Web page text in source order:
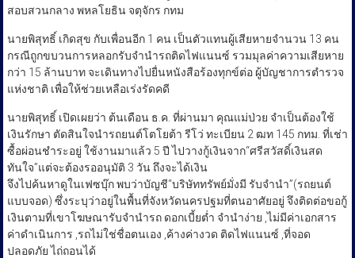
สอบสวนกลาง พหลโยธิน จตุจักร กทม
นายพิสุทธิ์ เกิดสุข กับเพื่อนอีก 1 คน เป็นตัวแทนผู้เสียหายจำนวน 13 คน
กรณีถูกขบวนการหลอกรับจำนำรถติดไฟแนนซ์ รวมมุลค่าความเสียหาย
กว่า 15 ล้านบาท จะเดินทางไปยื่นหนังสือร้องทุกข์ต่อ ผู้บัญชาการตำรวจ
แห่งชาติ เพื่อให้ช่วยเหลือเร่งรัดคดี
นายพิสุทธิ์ เปิดเผยว่า ต้นเดือน ธ.ค. ที่ผ่านมา คุณแม่ป่วย จำเป็นต้องใช้
เงินรักษา ตัดสินใจนำรถยนต์โตโยต้า รีโว่ ทะเบียน 2 ฒท 145 กทม. ที่เช่า
ซื้อผ่อนชำระอยู่ ใช้งานมาแล้ว 5 ปี ไปวางกู้เงินจาก“ศรีสวัสดิ์เงินสด
ทันใจ”แต่จะต้องรออนุมัติ 3 วัน ถึงจะได้เงิน
จึงไปค้นหาดูในเฟซบุ๊ก พบว่าบัญชี“บริษัททรัพย์มั่งมี รับจำนำ”(รถยนต์
แบบจอด) ซึ่งระบุว่าอยู่ในพื้นที่จังหวัดนครปฐมที่ตนอาศัยอยู่ จึงติดต่อขอกู้
เงินตามที่เขาโฆษณารับจำนำรถ ดอกเบี้ยต่ำ จำนำง่าย ,ไม่มีค่าเอกสาร
ค่าดำเนินการ ,รถไม่ใช่ชื่อตนเอง ,ค้างค่างวด ติดไฟแนนซ์ ,ที่จอด
ปลอดภัย ไถ่ถอนได้